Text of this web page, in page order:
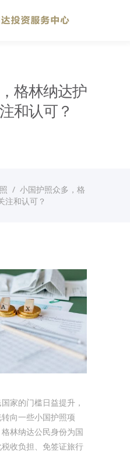
格林纳达护
和认可？
/ 小国护照众多，格
注和认可？
家的门槛日益提升，
向一些小国护照项
林纳达公民身份为国
收负担、免签证旅行